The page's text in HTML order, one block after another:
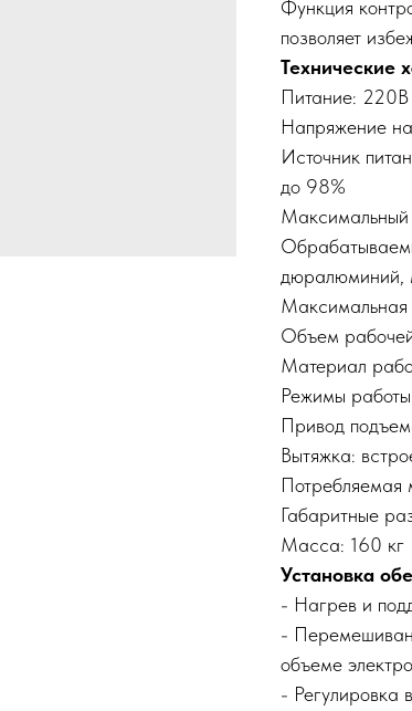
Функция
позволяет
Технические
Питание:
Напряжение
Источник
до 98%
Максимальный
дюралюминий,
Максимальная
Объем
Материал
Режимы
Привод
Вытяжка:
Габаритные
Масса: 160 кг
Установка
- Нагрев и
-
объеме
- Регулировка